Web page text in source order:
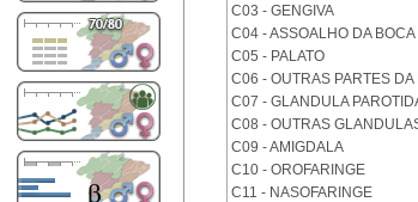
C03 - GENGIVA
C04 - ASSOALHO DA BOCA
C05 - PALATO
C06 - OUTRAS PARTES DA
C07 - GLANDULA
C08 - OUTRAS
C09 - AMIGDALA
C10 - OROFARINGE
C11 - NASOFARINGE